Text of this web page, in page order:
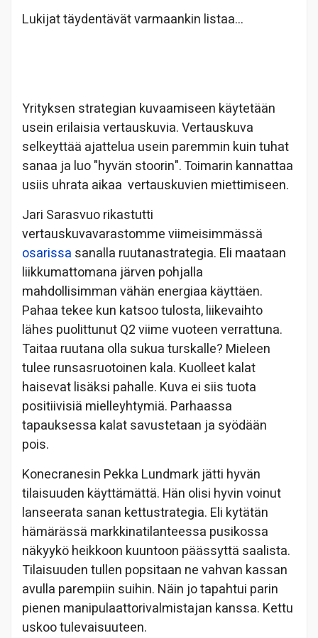
Lukijat täydentävät varmaankin listaa…
Yrityksen strategian kuvaamiseen käytetään
usein erilaisia vertauskuvia. Vertauskuva
selkeyttää ajattelua usein paremmin kuin tuhat
sanaa ja luo "hyvän stoorin". Toimarin kannattaa
usiis uhrata aikaa vertauskuvien miettimiseen.
Jari Sarasvuo rikastutti
vertauskuvavarastomme viimeisimmässä
osarissa sanalla ruutanastrategia. Eli maataan
liikkumattomana järven pohjalla
mahdollisimman vähän energiaa käyttäen.
Pahaa tekee kun katsoo tulosta, liikevaihto
lähes puolittunut Q2 viime vuoteen verrattuna.
Taitaa ruutana olla sukua turskalle? Mieleen
tulee runsasruotoinen kala. Kuolleet kalat
haisevat lisäksi pahalle. Kuva ei siis tuota
positiivisiä mielleyhtymiä. Parhaassa
tapauksessa kalat savustetaan ja syödään
pois.
Konecranesin Pekka Lundmark jätti hyvän
tilaisuuden käyttämättä. Hän olisi hyvin voinut
lanseerata sanan kettustrategia. Eli kytätän
hämärässä markkinatilanteessa pusikossa
näkyykö heikkoon kuuntoon päässyttä saalista.
Tilaisuuden tullen popsitaan ne vahvan kassan
avulla parempiin suihin. Näin jo tapahtui parin
pienen manipulaattorivalmistajan kanssa. Kettu
uskoo tulevaisuuteen.